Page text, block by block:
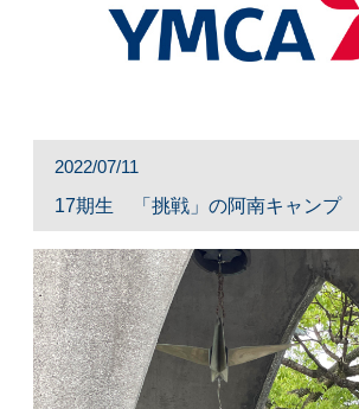
2022/07/11
17期生 「挑戦」の阿南キャンプ